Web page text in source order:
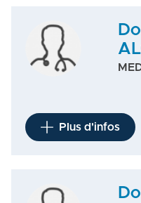
Plus d'infos